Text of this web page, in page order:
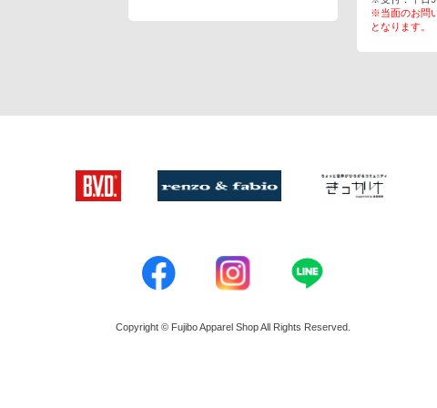
※当面のお問
となります。
Copyright © Fujibo Apparel Shop All Rights Reserved.